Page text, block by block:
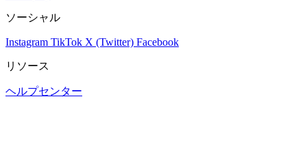
ソーシャル
Instagram TikTok X (Twitter) Facebook
リソース
ヘルプセンター